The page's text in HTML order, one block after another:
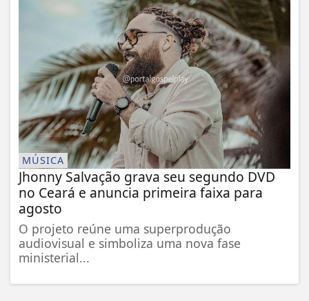
MÚSICA
Jhonny Salvação grava seu segundo DVD
no Ceará e anuncia primeira faixa para
agosto
O projeto reúne uma superprodução
audiovisual e simboliza uma nova fase
ministerial...